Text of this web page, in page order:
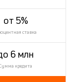
от 5%
ставка
6 млн
кредита